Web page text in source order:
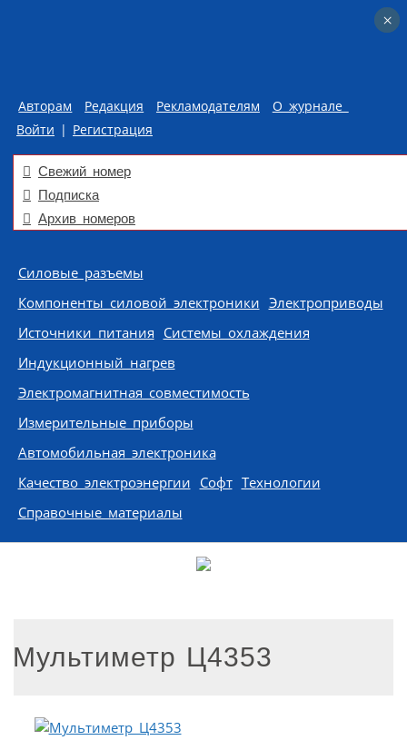
Авторам Редакция Рекламодателям
О журнале
Войти | Регистрация
Свежий номер
Подписка
Архив номеров
Skip to content
Силовые разъемы
Компоненты силовой электроники Электроприводы
Источники питания Системы охлаждения
Индукционный нагрев
Электромагнитная совместимость
Измерительные приборы
Автомобильная электроника
Качество электроэнергии Софт Технологии
Справочные материалы
Мультиметр Ц4353
×
×